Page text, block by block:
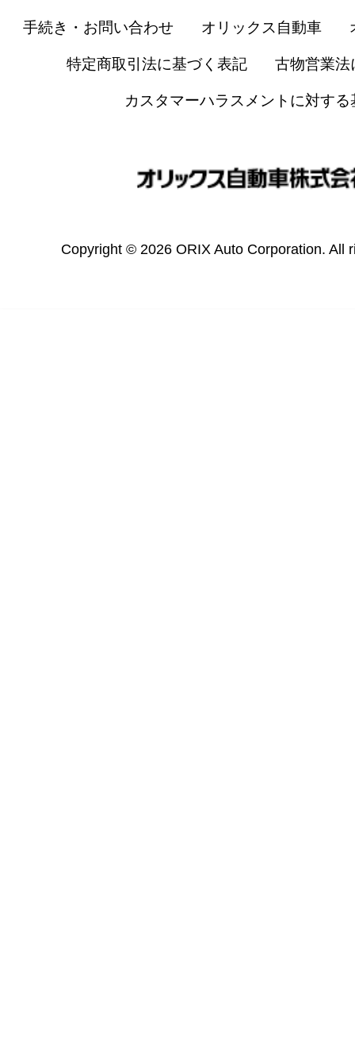
手続き・お問い合わせ オリックス自動車
特定商取引法に基づく表記 古物営業法
カスタマーハラスメントに対する
Copyright © 2026 ORIX Auto Corporation. All